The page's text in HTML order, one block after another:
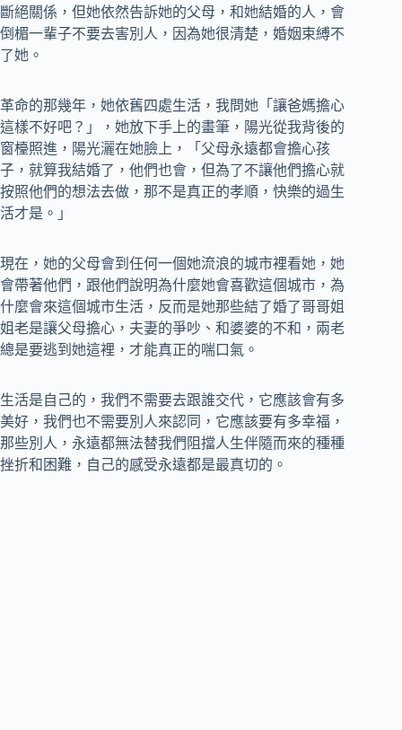
斷絕關係，但她依然告訴她的父母，和她結婚的人，會
倒楣一輩子不要去害別人，因為她很清楚，婚姻束縛不
了她。
革命的那幾年，她依舊四處生活，我問她「讓爸媽擔心
這樣不好吧？」，她放下手上的畫筆，陽光從我背後的
窗檯照進，陽光灑在她臉上，「父母永遠都會擔心孩
子，就算我結婚了，他們也會，但為了不讓他們擔心就
按照他們的想法去做，那不是真正的孝順，快樂的過生
活才是。」
現在，她的父母會到任何一個她流浪的城市裡看她，她
會帶著他們，跟他們說明為什麼她會喜歡這個城市，為
什麼會來這個城市生活，反而是她那些結了婚了哥哥姐
姐老是讓父母擔心，夫妻的爭吵、和婆婆的不和，兩老
總是要逃到她這裡，才能真正的喘口氣。
生活是自己的，我們不需要去跟誰交代，它應該會有多
美好，我們也不需要別人來認同，它應該要有多幸福，
那些別人，永遠都無法替我們阻擋人生伴隨而來的種種
挫折和困難，自己的感受永遠都是最真切的。